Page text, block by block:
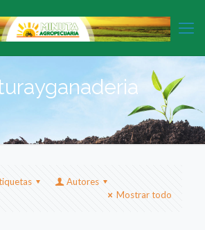
Autores
Mostrar todo